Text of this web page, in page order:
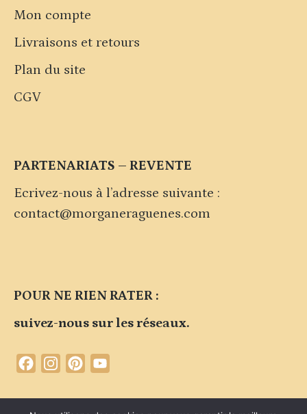
Mon compte
Livraisons et retours
Plan du site
CGV
PARTENARIATS – REVENTE
Ecrivez-nous à l’adresse suivante :
contact@morganeraguenes.com
POUR NE RIEN RATER :
suivez-nous sur les réseaux.
FacebookInstagramPinterest